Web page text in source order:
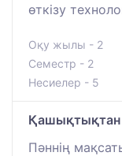
өткізу
Оқу жылы - 2
Семестр - 2
Несиелер - 5
Қашықтықтан
Пәннің